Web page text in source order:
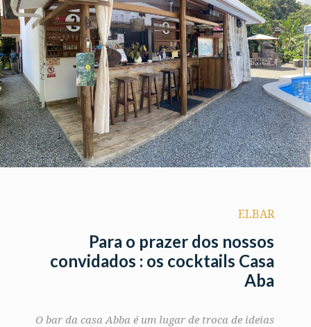
ELBAR
Para o prazer dos nossos
convidados : os cocktails Casa
Aba
O bar da casa Abba é um lugar de troca de ideias